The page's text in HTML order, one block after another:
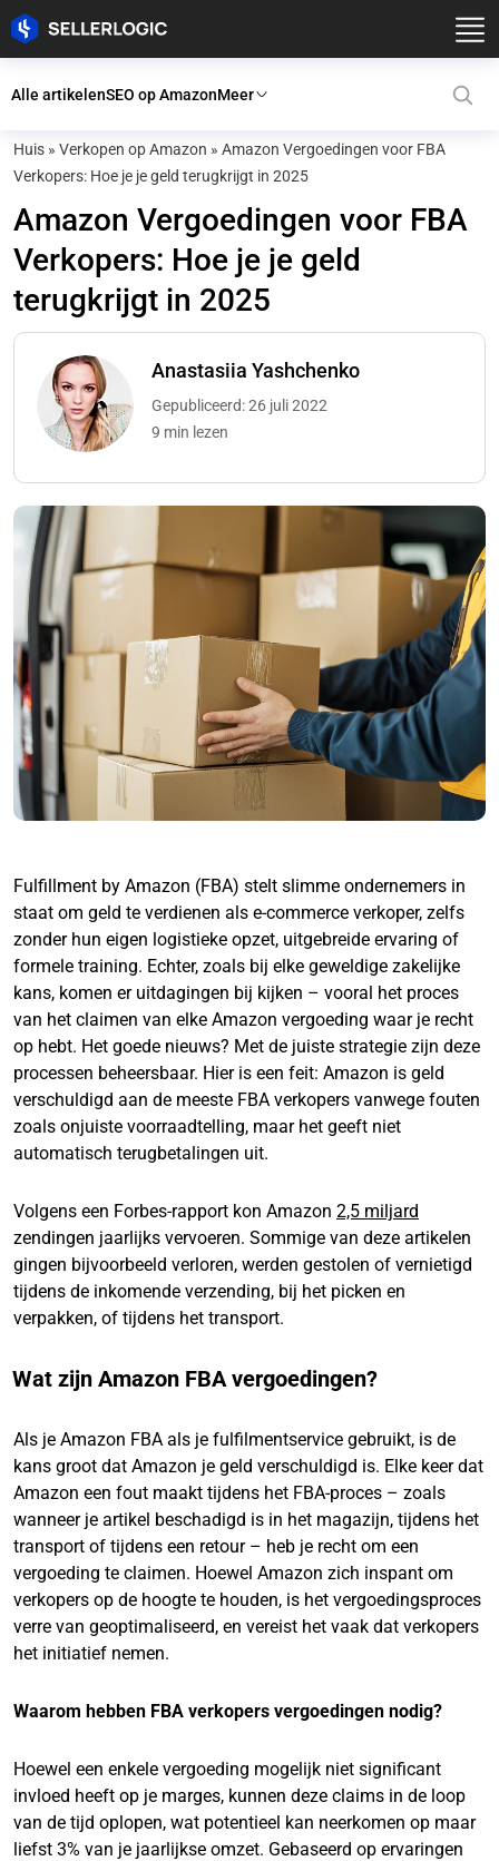
Alle artikelenSEO op AmazonMeer
Huis » Verkopen op Amazon » Amazon Vergoedingen voor FBA
Verkopers: Hoe je je geld terugkrijgt in 2025
Amazon Vergoedingen voor FBA
Verkopers: Hoe je je geld
terugkrijgt in 2025
Anastasiia Yashchenko
Gepubliceerd: 26 juli 2022
9 min lezen
Fulfillment by Amazon (FBA) stelt slimme ondernemers in
staat om geld te verdienen als e-commerce verkoper, zelfs
zonder hun eigen logistieke opzet, uitgebreide ervaring of
formele training. Echter, zoals bij elke geweldige zakelijke
kans, komen er uitdagingen bij kijken – vooral het proces
van het claimen van elke Amazon vergoeding waar je recht
op hebt. Het goede nieuws? Met de juiste strategie zijn deze
processen beheersbaar. Hier is een feit: Amazon is geld
verschuldigd aan de meeste FBA verkopers vanwege fouten
zoals onjuiste voorraadtelling, maar het geeft niet
automatisch terugbetalingen uit.
Volgens een Forbes-rapport kon Amazon 2,5 miljard
zendingen jaarlijks vervoeren. Sommige van deze artikelen
gingen bijvoorbeeld verloren, werden gestolen of vernietigd
tijdens de inkomende verzending, bij het picken en
verpakken, of tijdens het transport.
Wat zijn Amazon FBA vergoedingen?
Als je Amazon FBA als je fulfilmentservice gebruikt, is de
kans groot dat Amazon je geld verschuldigd is. Elke keer dat
Amazon een fout maakt tijdens het FBA-proces – zoals
wanneer je artikel beschadigd is in het magazijn, tijdens het
transport of tijdens een retour – heb je recht om een
vergoeding te claimen. Hoewel Amazon zich inspant om
verkopers op de hoogte te houden, is het vergoedingsproces
verre van geoptimaliseerd, en vereist het vaak dat verkopers
het initiatief nemen.
Waarom hebben FBA verkopers vergoedingen nodig?
Hoewel een enkele vergoeding mogelijk niet significant
invloed heeft op je marges, kunnen deze claims in de loop
van de tijd oplopen, wat potentieel kan neerkomen op maar
liefst 3% van je jaarlijkse omzet. Gebaseerd op ervaringen